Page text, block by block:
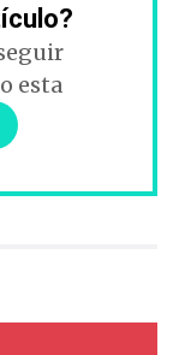
esta